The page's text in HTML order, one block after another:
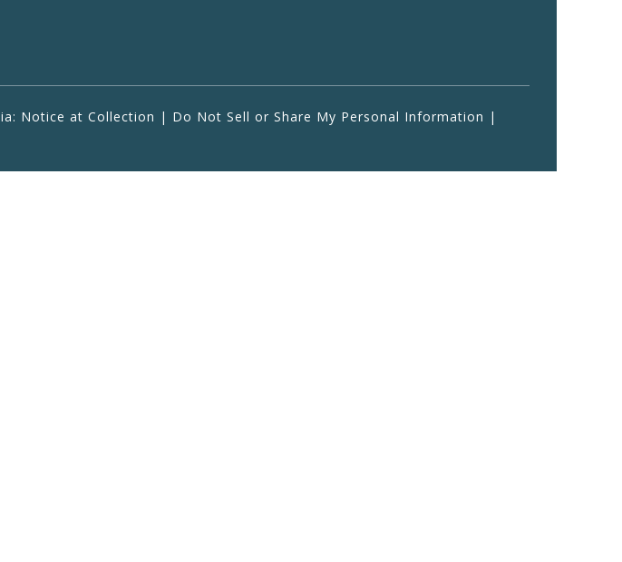
Notice at Collection | Do Not Sell or Share My Personal Information |